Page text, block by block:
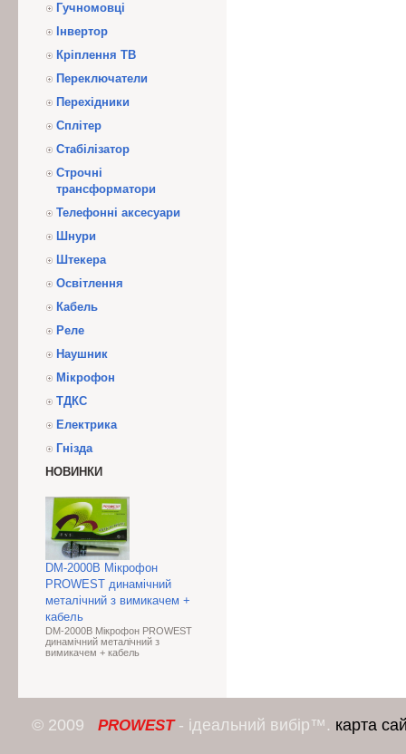
Гучномовці
Інвертор
Кріплення ТВ
Переключатели
Перехідники
Сплітер
Стабілізатор
Строчні
трансформатори
Телефонні аксесуари
Шнури
Штекера
Освітлення
Кабель
Реле
Наушник
Мікрофон
ТДКС
Електрика
Гнізда
НОВИНКИ
DM-2000B Мікрофон
PROWEST динамічний
металічний з вимикачем +
кабель
DM-2000B Мікрофон PROWEST
динамічний металічний з
вимикачем + кабель
© 2009 PROWEST- ідеальний вибір™. карта